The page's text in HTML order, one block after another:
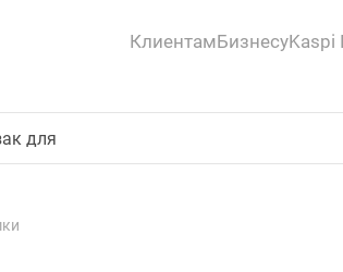
КлиентамБизнесуKaspi